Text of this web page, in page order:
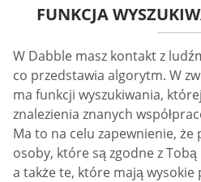
FUNKCJA
W Dabble masz kontakt z
co przedstawia algorytm. W
ma funkcji wyszukiwania,
znalezienia znanych
Ma to na celu zapewnienie, że
osoby, które są zgodne z
a także te, które mają wysokie